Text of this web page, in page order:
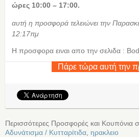
ώρες 10:00 – 17:00.
αυτή η προσφορά τελειώνει την
12:17πμ
Η προσφορα ειναι απο την σελιδα :
Πάρε τώρα αυτή την
Περισσότερες Προσφορές και Κουπόνια
Αδυνάτισμα / Κυτταρίτιδα ηρακλειο